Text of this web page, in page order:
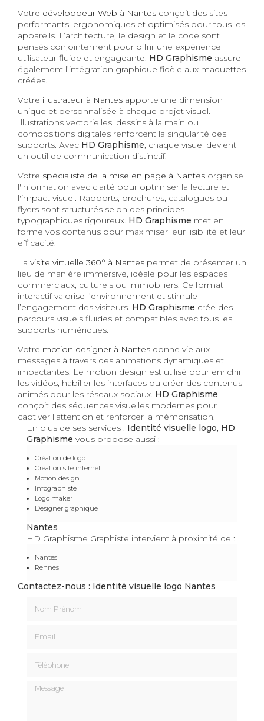
Votre développeur Web à Nantes conçoit des sites
performants, ergonomiques et optimisés pour tous les
appareils. L’architecture, le design et le code sont
pensés conjointement pour offrir une expérience
utilisateur fluide et engageante. HD Graphisme assure
également l’intégration graphique fidèle aux maquettes
créées.
Votre illustrateur à Nantes apporte une dimension
unique et personnalisée à chaque projet visuel.
Illustrations vectorielles, dessins à la main ou
compositions digitales renforcent la singularité des
supports. Avec HD Graphisme, chaque visuel devient
un outil de communication distinctif.
Votre spécialiste de la mise en page à Nantes organise
l'information avec clarté pour optimiser la lecture et
l'impact visuel. Rapports, brochures, catalogues ou
flyers sont structurés selon des principes
typographiques rigoureux. HD Graphisme met en
forme vos contenus pour maximiser leur lisibilité et leur
efficacité.
La visite virtuelle 360° à Nantes permet de présenter un
lieu de manière immersive, idéale pour les espaces
commerciaux, culturels ou immobiliers. Ce format
interactif valorise l’environnement et stimule
l’engagement des visiteurs. HD Graphisme crée des
parcours visuels fluides et compatibles avec tous les
supports numériques.
Votre motion designer à Nantes donne vie aux
messages à travers des animations dynamiques et
impactantes. Le motion design est utilisé pour enrichir
les vidéos, habiller les interfaces ou créer des contenus
animés pour les réseaux sociaux. HD Graphisme
conçoit des séquences visuelles modernes pour
captiver l’attention et renforcer la mémorisation.
En plus de ses services : Identité visuelle logo, HD
Graphisme vous propose aussi :
Création de logo
Creation site internet
Motion design
Infographiste
Logo maker
Designer graphique
Nantes
HD Graphisme Graphiste intervient à proximité de :
Nantes
Rennes
Contactez-nous : Identité visuelle logo Nantes
Message